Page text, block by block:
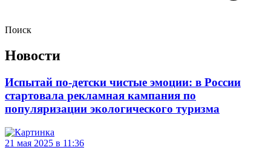
Поиск
Новости
Испытай по-детски чистые эмоции: в России
стартовала рекламная кампания по
популяризации экологического туризма
21 мая 2025 в 11:36